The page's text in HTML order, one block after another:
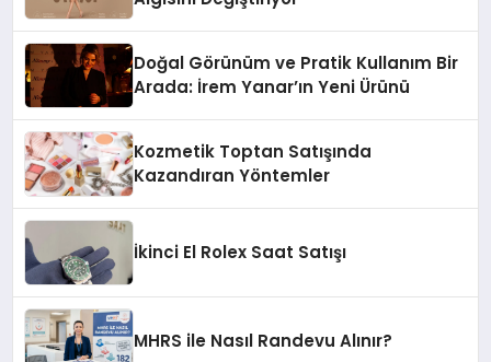
Doğal Görünüm ve Pratik Kullanım Bir
Arada: İrem Yanar’ın Yeni Ürünü
Kozmetik Toptan Satışında
Kazandıran Yöntemler
İkinci El Rolex Saat Satışı
MHRS ile Nasıl Randevu Alınır?